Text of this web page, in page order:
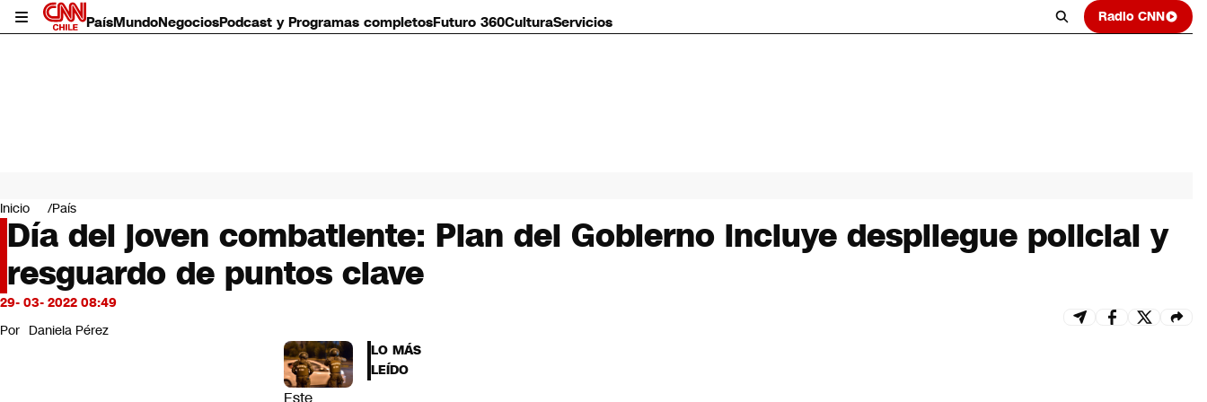
PaísMundoNegociosPodcast y Programas completosFuturo 360CulturaServicios Radio CNN
Mundo
Negocios
Deportes
Programas completos
Cultura
Servicios
Bits
CNN Data
Inicio País
Día del joven combatiente: Plan del Gobierno incluye despliegue policial y
resguardo de puntos clave
29- 03- 2022 08:49
Por Daniela Pérez
LO MÁS
LEÍDO